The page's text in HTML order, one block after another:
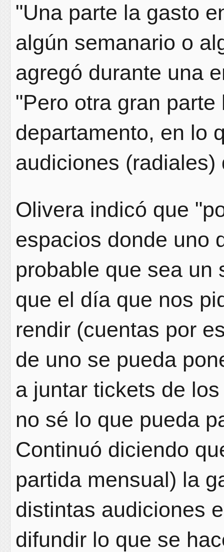
"Una parte la gasto
algún semanario o
agregó durante una
"Pero otra gran
departamento, en lo
audiciones
Olivera indicó que
espacios donde uno
probable que sea un
que el día que nos
rendir (cuentas por
de uno se pueda
a juntar tickets de
no sé lo que pueda
Continuó diciendo
partida mensual) la
distintas audiciones
difundir lo que se